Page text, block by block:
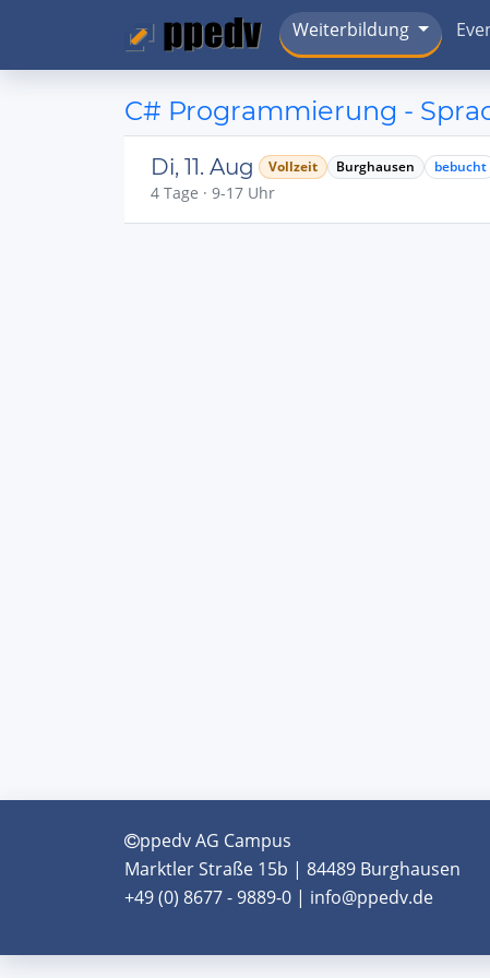
Weiterbildung
C# Programmierung -
Di, 11. Aug Vollzeit Burghausen bebucht
4 Tage · 9-17 Uhr
ppedv AG Campus
Marktler Straße 15b | 84489 Burghausen
+49 (0) 8677 - 9889-0 | info@ppedv.de